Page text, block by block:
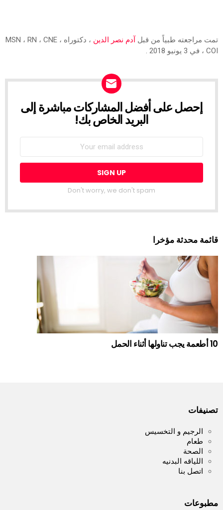
تمت مراجعته طبياً من قبل آدم نصر الدين
، دكتوراه ، MSN ، RN ، CNE
، COI في 3 يونيو 2018 .
NEWSLETTER
إحصل على أفضل المشاركات مباشرة إلى
البريد الخاص بك!
Don't worry, we don't spam
قائمة محدثة مؤخرا
10 أطعمة يجب تناولها أثناء الحمل
تصنيفات
الرجيم و التخسيس
طعام
الصحة
اللياقه البدنيه
اتصل بنا
مطبوعات